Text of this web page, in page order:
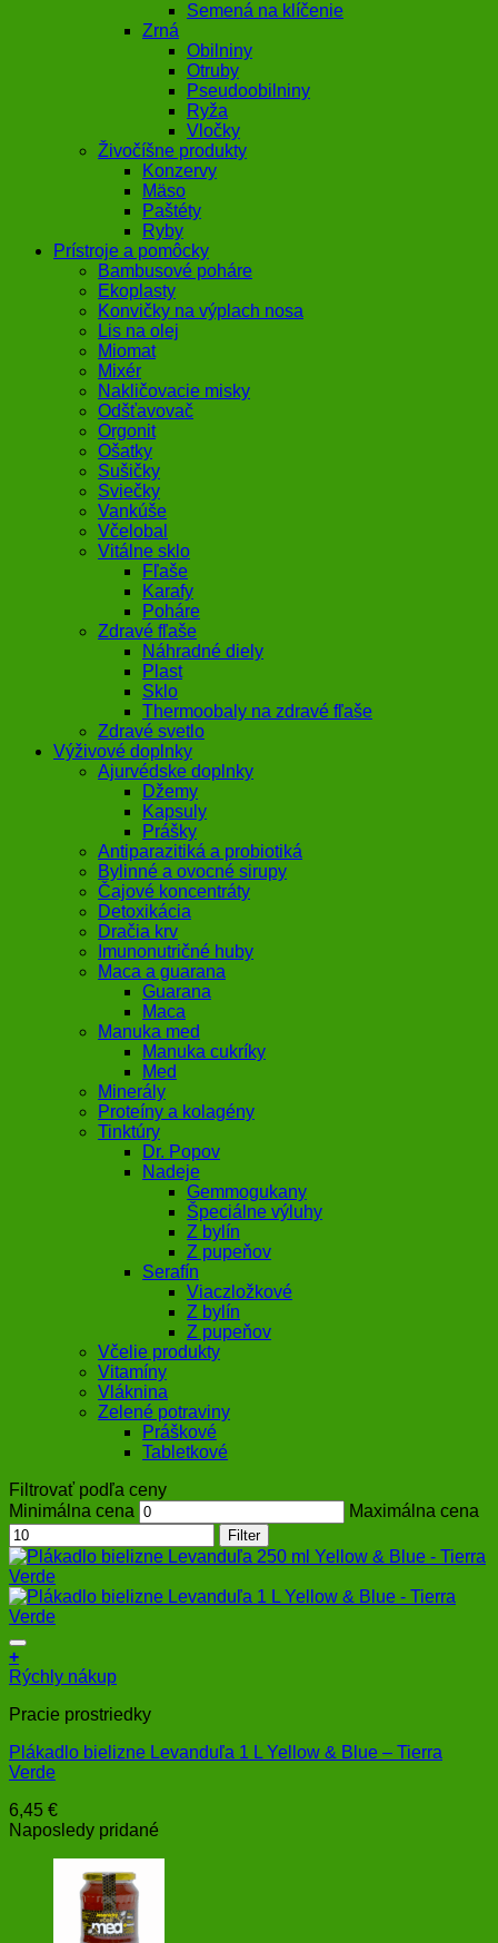
Semená na klíčenie
Zrná
Obilniny
Otruby
Pseudoobilniny
Ryža
Vločky
Živočíšne produkty
Konzervy
Mäso
Paštéty
Ryby
Prístroje a pomôcky
Bambusové poháre
Ekoplasty
Konvičky na výplach nosa
Lis na olej
Miomat
Mixér
Nakličovacie misky
Odšťavovač
Orgonit
Ošatky
Sušičky
Sviečky
Vankúše
Včelobal
Vitálne sklo
Fľaše
Karafy
Poháre
Zdravé fľaše
Náhradné diely
Plast
Sklo
Thermoobaly na zdravé fľaše
Zdravé svetlo
Výživové doplnky
Ajurvédske doplnky
Džemy
Kapsuly
Prášky
Antiparazitiká a probiotiká
Bylinné a ovocné sirupy
Čajové koncentráty
Detoxikácia
Dračia krv
Imunonutričné huby
Maca a guarana
Guarana
Maca
Manuka med
Manuka cukríky
Med
Minerály
Proteíny a kolagény
Tinktúry
Dr. Popov
Nadeje
Gemmogukany
Špeciálne výluhy
Z bylín
Z pupeňov
Serafín
Viaczložkové
Z bylín
Z pupeňov
Včelie produkty
Vitamíny
Vláknina
Zelené potraviny
Práškové
Tabletkové
Filtrovať podľa ceny
Minimálna cena
Maximálna cena
Filter
+
Rýchly nákup
Pracie prostriedky
Plákadlo bielizne Levanduľa 1 L Yellow & Blue – Tierra
Verde
6,45 €
Naposledy pridané